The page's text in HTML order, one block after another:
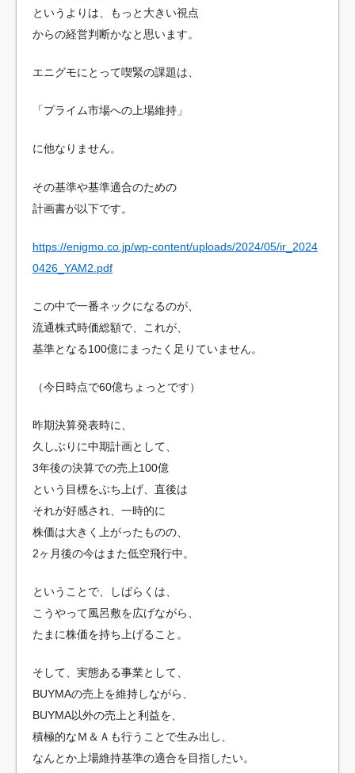
というよりは、もっと大きい視点
からの経営判断かなと思います。
エニグモにとって喫緊の課題は、
「プライム市場への上場維持」
に他なりません。
その基準や基準適合のための
計画書が以下です。
https://enigmo.co.jp/wp-content/uploads/2024/05/ir_2024
0426_YAM2.pdf
この中で一番ネックになるのが、
流通株式時価総額で、これが、
基準となる100億にまったく足りていません。
（今日時点で60億ちょっとです）
昨期決算発表時に、
久しぶりに中期計画として、
3年後の決算での売上100億
という目標をぶち上げ、直後は
それが好感され、一時的に
株価は大きく上がったものの、
2ヶ月後の今はまた低空飛行中。
ということで、しばらくは、
こうやって風呂敷を広げながら、
たまに株価を持ち上げること。
そして、実態ある事業として、
BUYMAの売上を維持しながら、
BUYMA以外の売上と利益を、
積極的なＭ＆Ａも行うことで生み出し、
なんとか上場維持基準の適合を目指したい。